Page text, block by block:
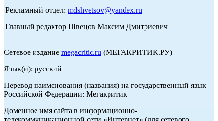
Рекламный отдел: mdshvetsov@yandex.ru
Главный редактор Швецов Максим Дмитриевич
Сетевое издание megacritic.ru (МЕГАКРИТИК.РУ)
Язык(и): русский
Перевод наименования (названия) на государственный язык
Российской Федерации: Мегакритик
Доменное имя сайта в информационно-